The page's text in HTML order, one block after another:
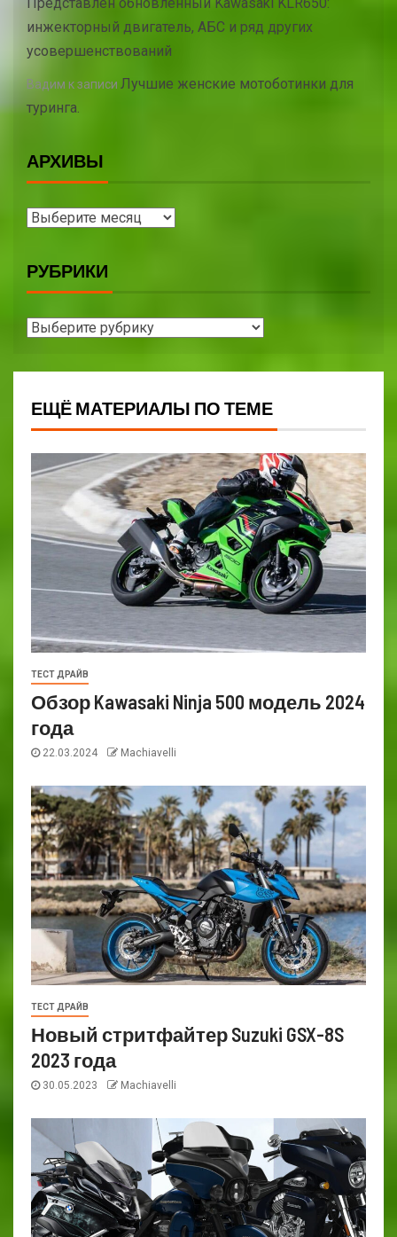
инжекторный двигатель, АБС и ряд других
усовершенствований
Вадим к записи Лучшие женские мотоботинки для
туринга.
АРХИВЫ
РУБРИКИ
ЕЩЁ МАТЕРИАЛЫ ПО ТЕМЕ
ТЕСТ ДРАЙВ
Обзор Kawasaki Ninja 500 модель 2024
года
22.03.2024 Machiavelli
ТЕСТ ДРАЙВ
Новый стритфайтер Suzuki GSX-8S
2023 года
30.05.2023 Machiavelli